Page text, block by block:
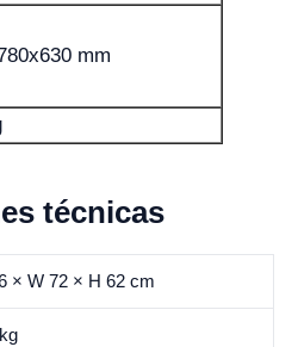
mm
técnicas
× W 72 × H 62 cm